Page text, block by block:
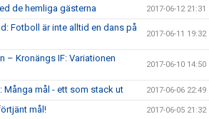
de hemliga gästerna 2017-06-12 21:31
Fotboll är inte alltid en dans på
2017-06-11 19:32
– Kronängs IF: Variationen
2017-06-10 14:50
Många mål - ett som stack ut 2017-06-06 22:49
mål! 2017-06-05 21:32